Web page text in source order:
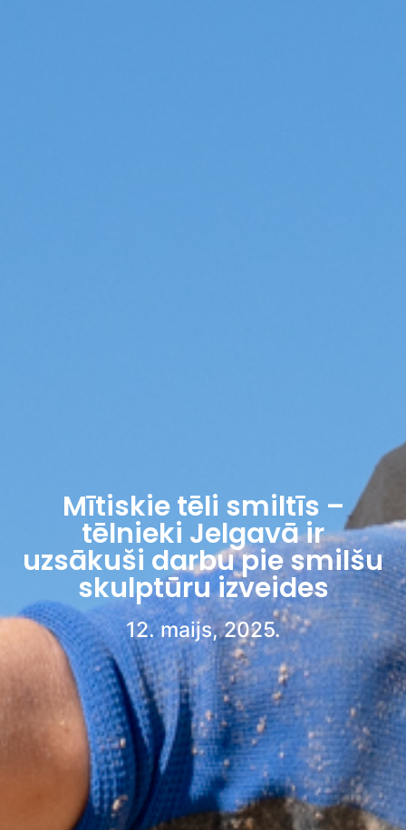
Mītiskie tēli smiltīs –
tēlnieki Jelgavā ir
uzsākuši darbu pie smilšu
skulptūru izveides
12. maijs, 2025.